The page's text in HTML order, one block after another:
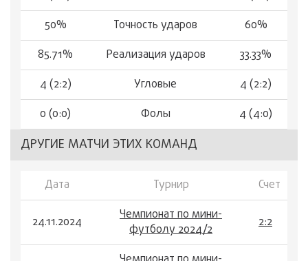
50%
Точность ударов
60%
85.71%
Реализация ударов
33.33%
4 (2:2)
Угловые
4 (2:2)
0 (0:0)
Фолы 4 (4:0)
ДРУГИЕ МАТЧИ ЭТИХ КОМАНД
Дата Турнир Счет
24.11.2024
Чемпионат по мини-
футболу 2024/2
2:2